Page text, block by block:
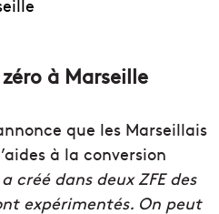
à Marseille
que les Marseillais
à la conversion
créé dans deux ZFE des
expérimentés. On peut